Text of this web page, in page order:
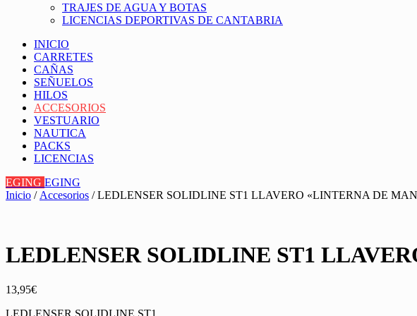
TRAJES DE AGUA Y BOTAS
LICENCIAS DEPORTIVAS DE CANTABRIA
INICIO
CARRETES
CAÑAS
SEÑUELOS
HILOS
ACCESORIOS
VESTUARIO
NAUTICA
PACKS
LICENCIAS
EGING EGING
Inicio / Accesorios / LEDLENSER SOLIDLINE ST1 LLAVERO «LINTERNA DE
LEDLENSER SOLIDLINE ST1
13,95€
LEDLENSER SOLIDLINE ST1